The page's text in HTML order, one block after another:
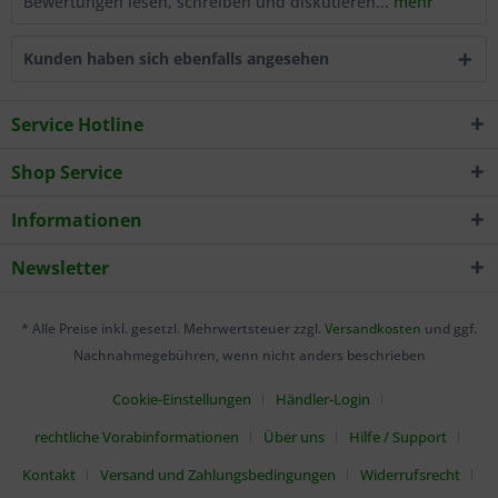
Kunden haben sich ebenfalls angesehen
Service Hotline
Shop Service
Informationen
Newsletter
* Alle Preise inkl. gesetzl. Mehrwertsteuer zzgl. Versandkosten und ggf.
Nachnahmegebühren, wenn nicht anders beschrieben
Cookie-Einstellungen
Händler-Login
rechtliche Vorabinformationen
Über uns
Hilfe / Support
Kontakt
Versand und Zahlungsbedingungen Widerrufsrecht